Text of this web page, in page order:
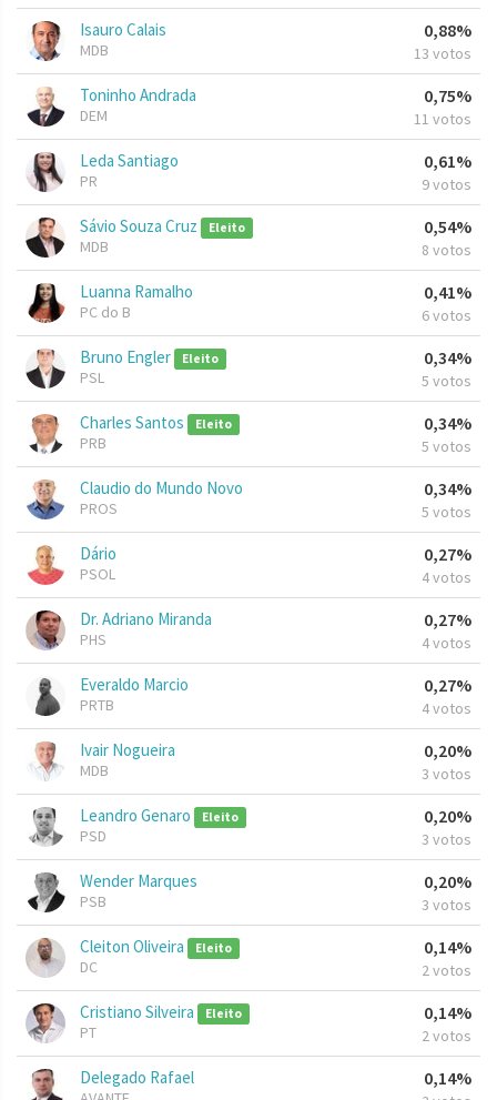
Isauro Calais
MDB
0,88%
13 votos
Toninho Andrada
DEM
0,75%
11 votos
Leda Santiago
PR
0,61%
9 votos
Sávio Souza Cruz Eleito
MDB
0,54%
8 votos
Luanna Ramalho
PC do B
0,41%
6 votos
Bruno Engler Eleito
PSL
0,34%
5 votos
Charles Santos Eleito
PRB
0,34%
5 votos
Claudio do Mundo Novo
PROS
0,34%
5 votos
Dário
PSOL
0,27%
4 votos
Dr. Adriano Miranda
PHS
0,27%
4 votos
Everaldo Marcio
PRTB
0,27%
4 votos
Ivair Nogueira
MDB
0,20%
3 votos
Leandro Genaro Eleito
PSD
0,20%
3 votos
Wender Marques
PSB
0,20%
3 votos
Cleiton Oliveira Eleito
DC
0,14%
2 votos
Cristiano Silveira Eleito
PT
0,14%
2 votos
Delegado Rafael 0,14%